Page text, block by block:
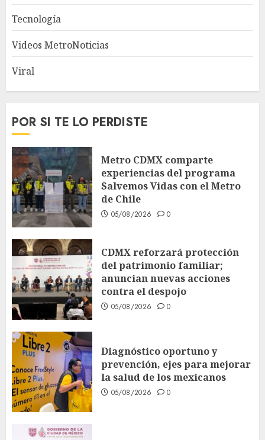
Tecnología
Videos MetroNoticias
Viral
POR SI TE LO PERDISTE
Metro CDMX comparte
experiencias del programa
Salvemos Vidas con el Metro
de Chile
05/08/2026 0
CDMX reforzará protección
del patrimonio familiar;
anuncian nuevas acciones
contra el despojo
05/08/2026 0
Diagnóstico oportuno y
prevención, ejes para mejorar
la salud de los mexicanos
05/08/2026 0